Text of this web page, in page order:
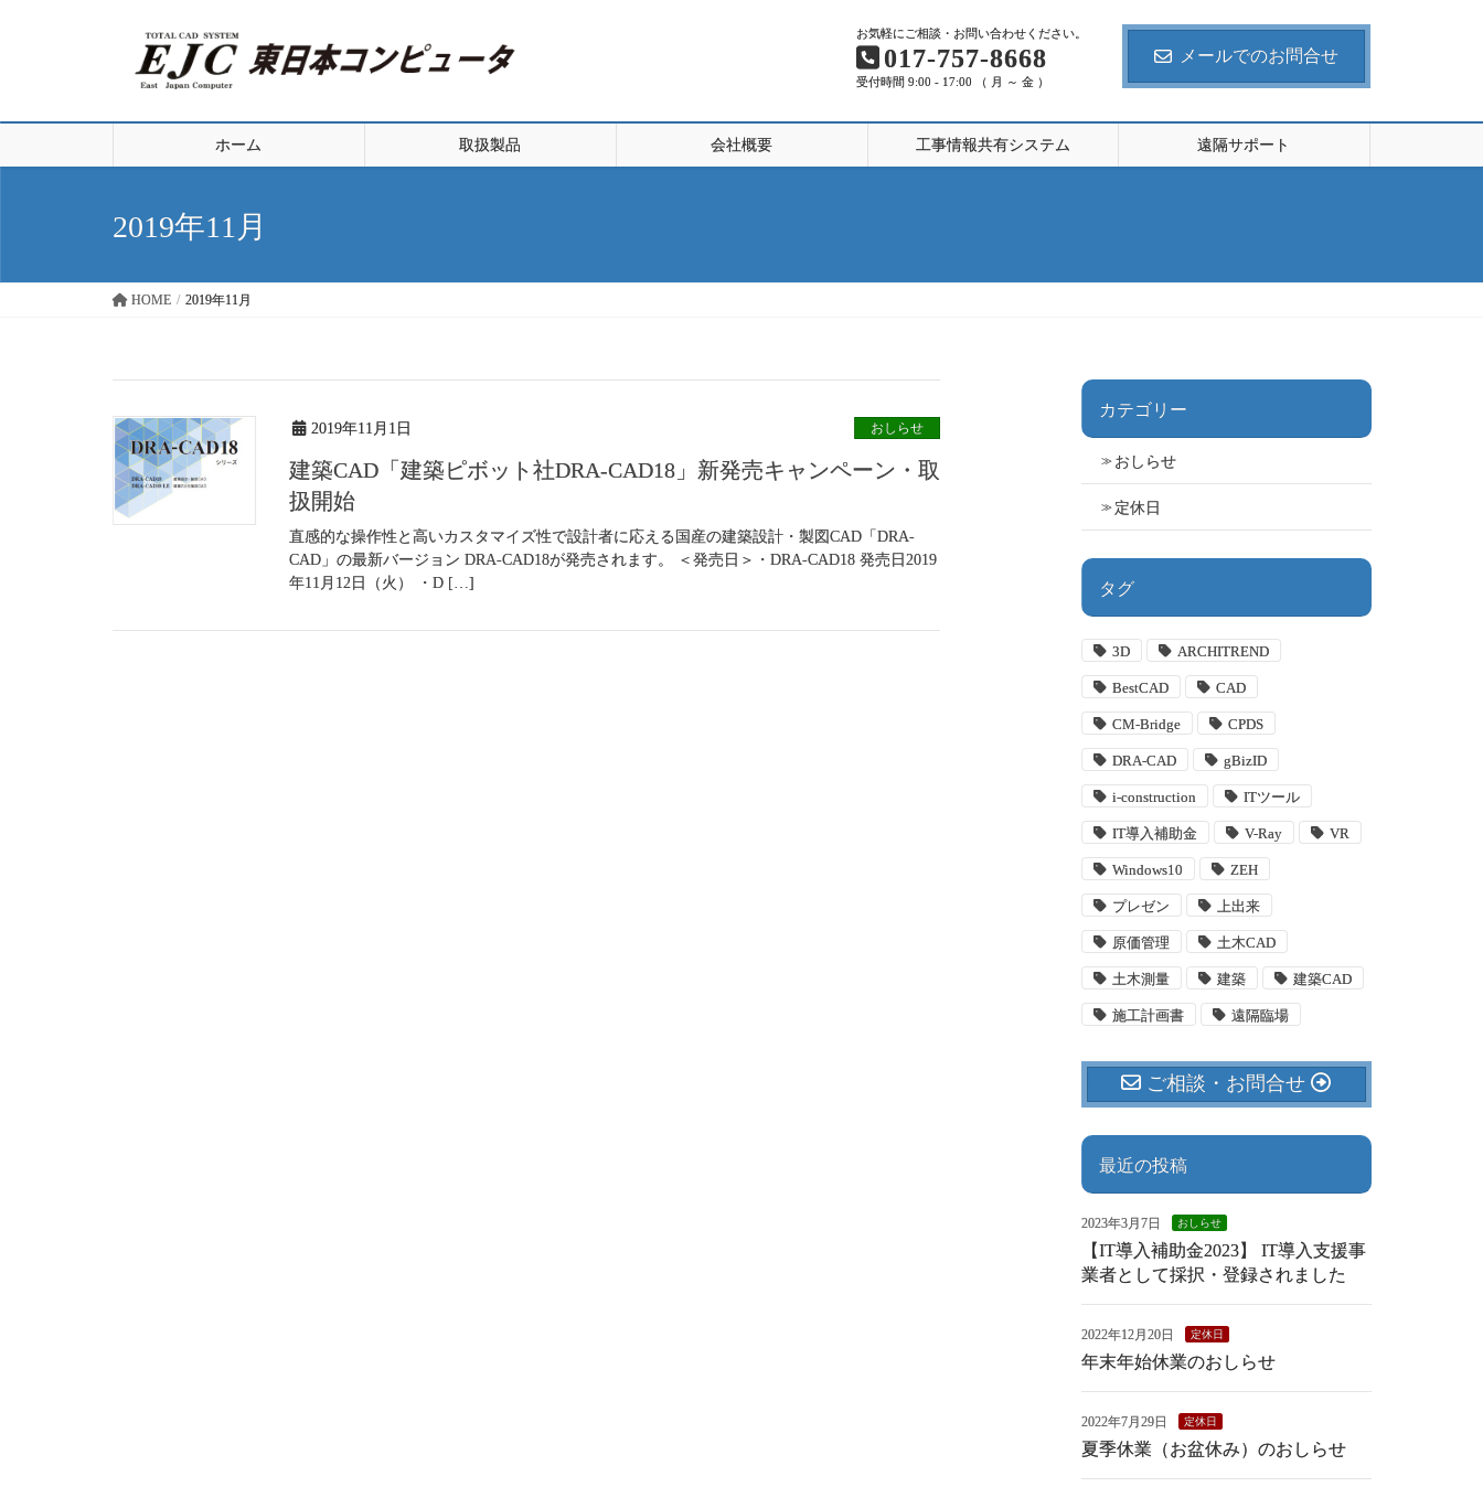
お気軽にご相談・お問い合わせください。
017-757-8668
受付時間 9:00 - 17:00 （ 月 ～ 金 ）
メールでのお問合せ
ホーム 取扱製品 会社概要 工事情報共有システム 遠隔サポート
2019年11月
HOME 2019年11月
2019年11月1日 おしらせ
建築CAD「建築ピボット社DRA-CAD18」新発売キャンペーン・取
扱開始
直感的な操作性と高いカスタマイズ性で設計者に応える国産の建築設計・製図CAD「DRA-
CAD」の最新バージョン DRA-CAD18が発売されます。 ＜発売日＞・DRA-CAD18 発売日2019
年11月12日（火） ・D […]
カテゴリー
おしらせ
定休日
タグ
3D ARCHITREND
BestCAD CAD
CM-Bridge CPDS
DRA-CAD gBizID
i-construction ITツール
IT導入補助金 V-Ray VR
Windows10 ZEH
プレゼン 上出来
原価管理 土木CAD
土木測量 建築 建築CAD
施工計画書 遠隔臨場
ご相談・お問合せ
最近の投稿
2023年3月7日 おしらせ
【IT導入補助金2023】 IT導入支援事
業者として採択・登録されました
2022年12月20日 定休日
年末年始休業のおしらせ
2022年7月29日 定休日
夏季休業（お盆休み）のおしらせ